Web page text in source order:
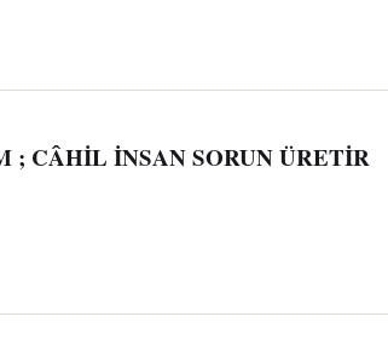
CÂHİL İNSAN SORUN ÜRETİR